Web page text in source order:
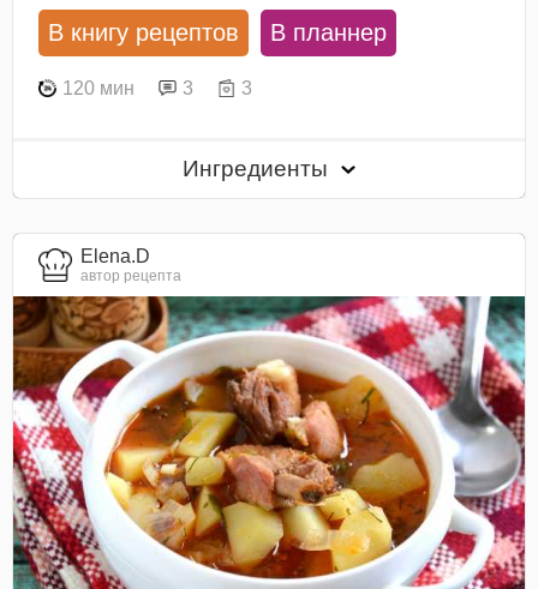
В книгу рецептов В планнер
120 мин 3 3
Ингредиенты
Elena.D
автор рецепта